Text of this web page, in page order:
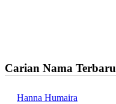
Carian Nama Terbaru
Hanna Humaira